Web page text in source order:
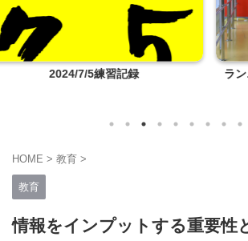
ランニング以外のマラソントレ
HOME > 教育 >
教育
情報をインプットする重要性